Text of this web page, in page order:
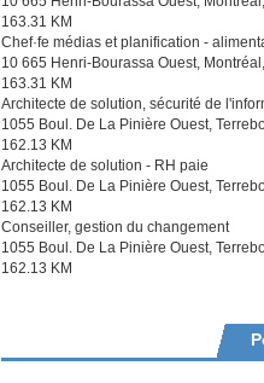
163.31 KM
Chef·fe médias et planification -
10 665 Henri-Bourassa Ouest,
163.31 KM
Architecte de solution, sécurité de
1055 Boul. De La Pinière Ouest,
162.13 KM
Architecte de solution - RH paie
1055 Boul. De La Pinière Ouest,
162.13 KM
Conseiller, gestion du changement
1055 Boul. De La Pinière Ouest,
162.13 KM